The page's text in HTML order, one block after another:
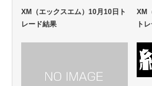
XM（エックスエム）10月10日ト
レード結果
XM
ト